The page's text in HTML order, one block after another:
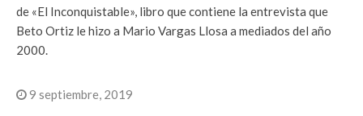
de «El Inconquistable», libro que contiene la entrevista que
Beto Ortiz le hizo a Mario Vargas Llosa a mediados del año
2000.
9 septiembre, 2019